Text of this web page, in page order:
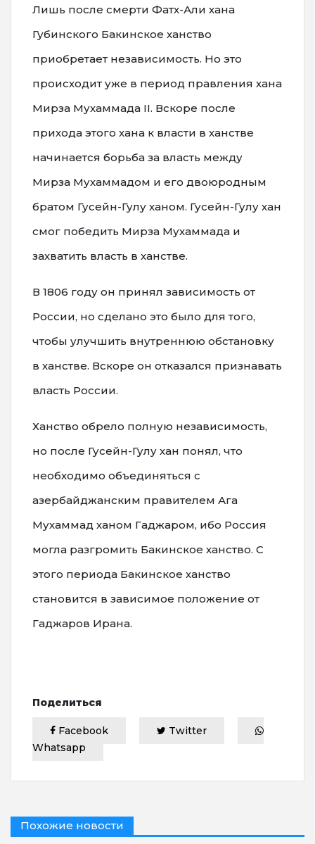
Лишь после смерти Фатх-Али хана
Губинского Бакинское ханство
приобретает независимость. Но это
происходит уже в период правления хана
Мирза Мухаммада II. Вскоре после
прихода этого хана к власти в ханстве
начинается борьба за власть между
Мирза Мухаммадом и его двоюродным
братом Гусейн-Гулу ханом. Гусейн-Гулу хан
смог победить Мирза Мухаммада и
захватить власть в ханстве.
В 1806 году он принял зависимость от
России, но сделано это было для того,
чтобы улучшить внутреннюю обстановку
в ханстве. Вскоре он отказался признавать
власть России.
Ханство обрело полную независимость,
но после Гусейн-Гулу хан понял, что
необходимо объединяться с
азербайджанским правителем Ага
Мухаммад ханом Гаджаром, ибо Россия
могла разгромить Бакинское ханство. С
этого периода Бакинское ханство
становится в зависимое положение от
Гаджаров Ирана.
Поделиться
Facebook
Twitter
Whatsapp
Похожие новости